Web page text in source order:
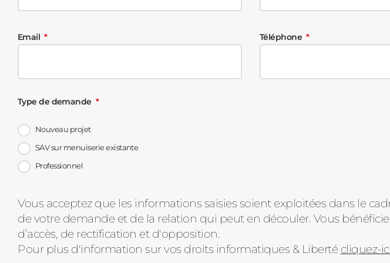
Email Téléphone
Type de demande
Nouveau projet
SAV sur menuiserie existante
Professionnel
Message
d'état
Vous acceptez que les informations saisies soient exploitées dans le
de votre demande et de la relation qui peut en découler. Vous
d’accès, de rectification et d'opposition.
Pour plus d'information sur vos droits informatiques & Liberté cliquez-